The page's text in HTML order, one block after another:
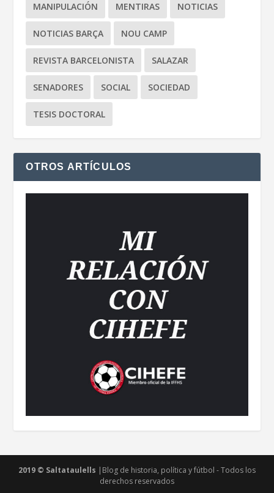
MANIPULACIÓN MENTIRAS NOTICIAS
NOTICIAS BARÇA NOU CAMP
REVISTA BARCELONISTA SALAZAR
SENADORES SOCIAL SOCIEDAD
TESIS DOCTORAL
OTROS ARTÍCULOS
2019 © Saltataulells |Blog de historia, política y fútbol - Todos los
derechos reservados